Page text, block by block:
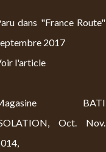
dans "France Route"
2017
l'article
BATI
Oct. Nov.